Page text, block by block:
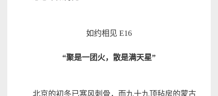
如约相见 E16
“聚是一团火，散是满天星”
北京的初冬已寒风刺骨，而九十九顶毡房的蒙古